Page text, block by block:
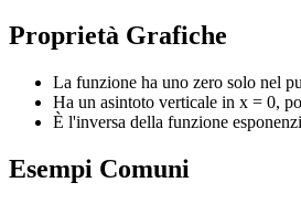
Proprietà Grafiche
La funzione ha uno zero solo nel
Ha un asintoto verticale in x = 0,
È l'inversa della funzione
Esempi Comuni